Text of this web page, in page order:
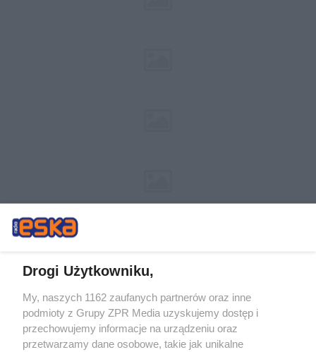
Żaden utwór zamieszczony w serwisie nie może być powielany i
rozpowszechniany lub dalej rozpowszechniany w jakikolwiek sposób (w
tym także elektroniczny lub mechaniczny) na jakimkolwiek polu
eksploatacji w jakiejkolwiek formie, włącznie z umieszczaniem w Internecie
bez pisemnej zgody właściciela praw. Jakiekolwiek użycie lub
Drogi Użytkowniku,
My, naszych 1162 zaufanych partnerów oraz inne
podmioty z Grupy ZPR Media uzyskujemy dostęp i
przechowujemy informacje na urządzeniu oraz
przetwarzamy dane osobowe, takie jak unikalne